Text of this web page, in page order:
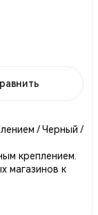
/ Черный /
креплением.
магазинов к
крепится
с